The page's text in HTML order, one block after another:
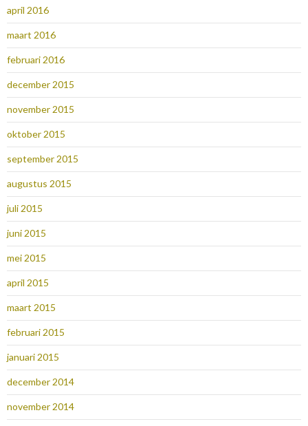
april 2016
maart 2016
februari 2016
december 2015
november 2015
oktober 2015
september 2015
augustus 2015
juli 2015
juni 2015
mei 2015
april 2015
maart 2015
februari 2015
januari 2015
december 2014
november 2014